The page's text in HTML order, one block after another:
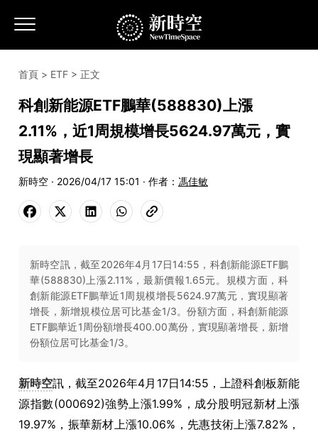
首頁 > ETF > 正文
科創新能源ETF鵬華(588830)上漲
2.11%，近1周規模增長5624.97萬元，實
現顯著增長
新時空 · 2026/04/17 15:01 · 作者： 馮佳敏
新時空訊，截至2026年4月17日14:55，科創新能源ETF鵬
華(588830)上漲2.11%，最新價報1.65元。規模方面，科
創新能源ETF鵬華近1周規模增長5624.97萬元，實現顯著
增長，新增規模位居可比基金1/3。份額方面，科創新能源
ETF鵬華近1周份額增長400.00萬份，實現顯著增長，新增
份額位居可比基金1/3。
新時空訊，截至2026年4月17日14:55，上證科創板新能
源指數(000692)強勢上漲1.99%，成分股明冠新材上漲
19.97%，振華新材上漲10.06%，先惠技術上漲7.82%，